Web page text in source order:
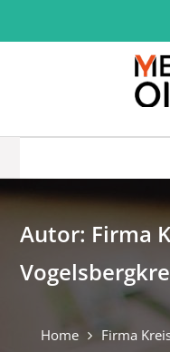
Autor: Firma
Home Firma